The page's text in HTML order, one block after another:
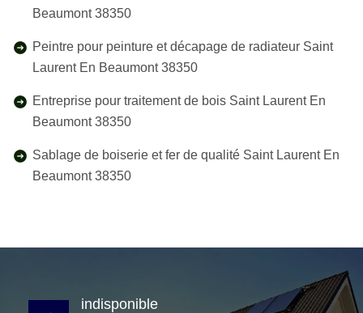
Beaumont 38350
Peintre pour peinture et décapage de radiateur Saint
Laurent En Beaumont 38350
Entreprise pour traitement de bois Saint Laurent En
Beaumont 38350
Sablage de boiserie et fer de qualité Saint Laurent En
Beaumont 38350
indisponible